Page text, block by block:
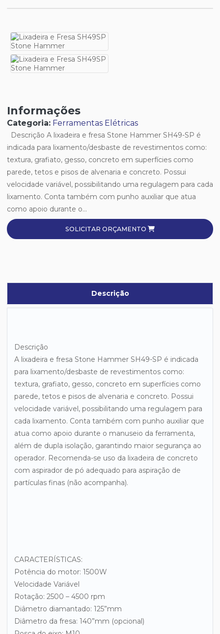
Informações
Categoria: Ferramentas Elétricas
Descrição A lixadeira e fresa Stone Hammer SH49-SP é
indicada para lixamento/desbaste de revestimentos como:
textura, grafiato, gesso, concreto em superfícies como
parede, tetos e pisos de alvenaria e concreto. Possui
velocidade variável, possibilitando uma regulagem para cada
lixamento. Conta também com punho auxiliar que atua
como apoio durante o...
SOLICITAR ORÇAMENTO
Descrição
Descrição
A lixadeira e fresa Stone Hammer SH49-SP é indicada
para lixamento/desbaste de revestimentos como:
textura, grafiato, gesso, concreto em superfícies como
parede, tetos e pisos de alvenaria e concreto. Possui
velocidade variável, possibilitando uma regulagem para
cada lixamento. Conta também com punho auxiliar que
atua como apoio durante o manuseio da ferramenta,
além de dupla isolação, garantindo maior segurança ao
operador. Recomenda-se uso da lixadeira de concreto
com aspirador de pó adequado para aspiração de
partículas finas (não acompanha).
CARACTERÍSTICAS:
Potência do motor: 1500W
Velocidade Variável
Rotação: 2500 – 4500 rpm
Diâmetro diamantado: 125”mm
Diâmetro da fresa: 140”mm (opcional)